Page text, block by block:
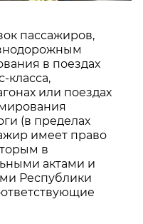
пассажиров,
в поездах
класса,
или поездах
(в пределах
имеет право
в
актами и
Республики